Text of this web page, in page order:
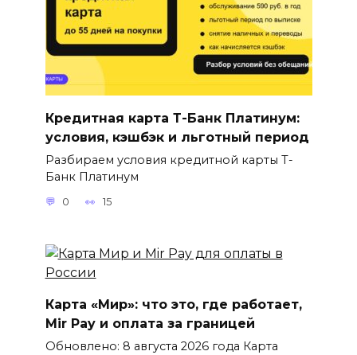
Кредитная карта Т-Банк Платинум:
условия, кэшбэк и льготный период
Разбираем условия кредитной карты Т-
Банк Платинум
0 15
Карта «Мир»: что это, где работает,
Mir Pay и оплата за границей
Обновлено: 8 августа 2026 года Карта